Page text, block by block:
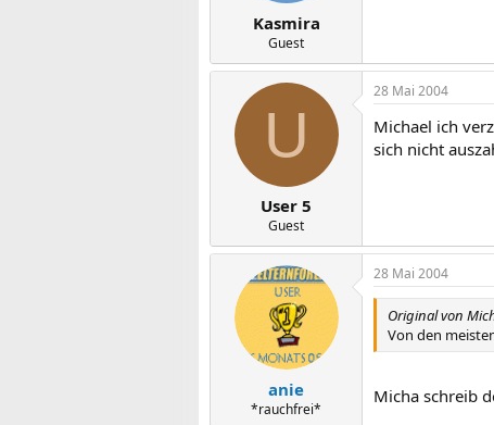
Kasmira
Guest
U
User 5
Guest
28 Mai 2004
Michael ich
sich nicht
anie
*rauchfrei*
28 Mai 2004
Original von
Von den
Micha schreib